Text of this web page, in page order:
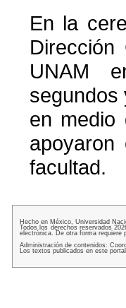
En la
UNAM
segundos
en medio
facultad.
Hecho en México, Universidad
Todos los derechos reservados
electrónica. De otra forma requiere
Administración de contenidos:
Los textos publicados en este